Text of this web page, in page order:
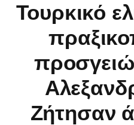
Τουρκικό
Ζήτησαν